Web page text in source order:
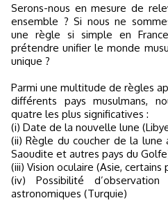
Serons-nous en mesure de relever le défi en jeûnant tous
ensemble ? Si nous ne
une règle si simple en
prétendre unifier le monde
unique ?
Parmi une multitude de règles
différents pays musulmans,
quatre les plus significatives :
(i) Date de la nouvelle lune
(ii) Règle du coucher de la lune
Saoudite et autres pays du
(iii) Vision oculaire (Asie, certains
(iv) Possibilité
astronomiques (Turquie)